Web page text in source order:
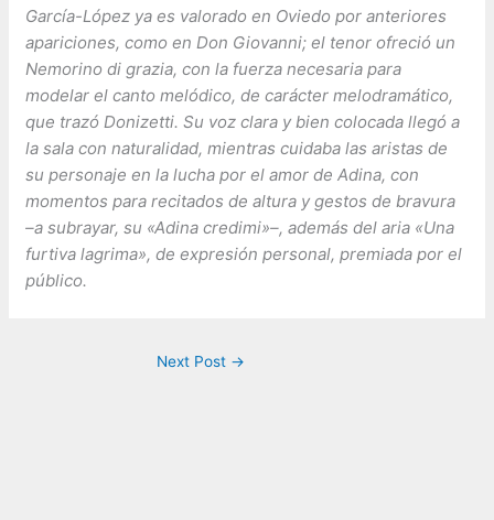
García-López ya es valorado en Oviedo por anteriores
apariciones, como en Don Giovanni; el tenor ofreció un
Nemorino di grazia, con la fuerza necesaria para
modelar el canto melódico, de carácter melodramático,
que trazó Donizetti. Su voz clara y bien colocada llegó a
la sala con naturalidad, mientras cuidaba las aristas de
su personaje en la lucha por el amor de Adina, con
momentos para recitados de altura y gestos de bravura
–a subrayar, su «Adina credimi»–, además del aria «Una
furtiva lagrima», de expresión personal, premiada por el
público.
Next Post →